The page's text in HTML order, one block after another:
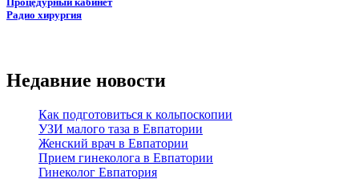
Радио хирургия
Недавние новости
Как подготовиться к кольпоскопии
УЗИ малого таза в Евпатории
Женский врач в Евпатории
Прием гинеколога в Евпатории
Гинеколог Евпатория